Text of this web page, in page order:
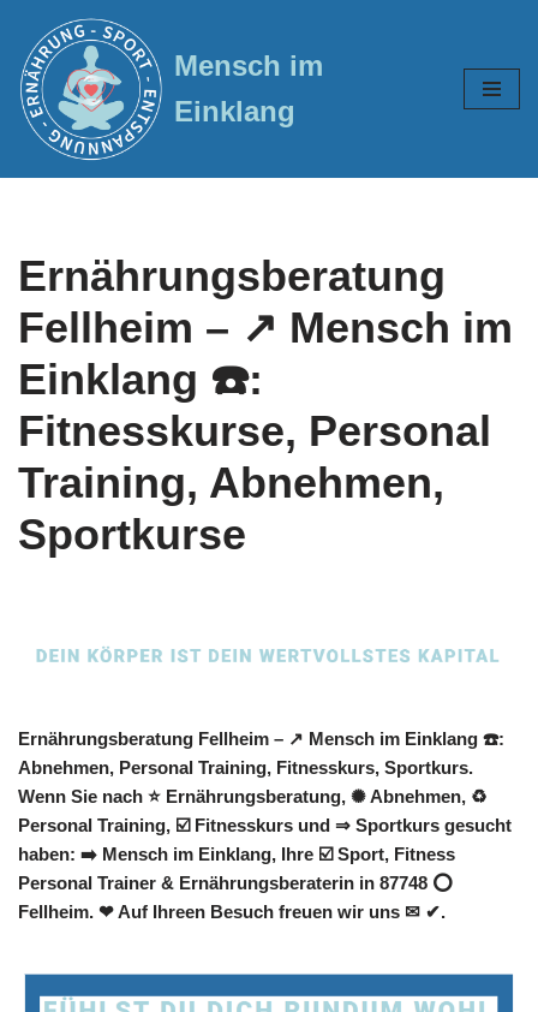
Zum
Inhalt
springen
Mensch im
Einklang
Ernährungsberatung
Fellheim – ↗️ Mensch im
Einklang ☎️:
Fitnesskurse, Personal
Training, Abnehmen,
Sportkurse
Ernährungsberatung Fellheim – ↗️ Mensch im Einklang ☎️:
Abnehmen, Personal Training, Fitnesskurs, Sportkurs.
Wenn Sie nach ⭐ Ernährungsberatung, ✺ Abnehmen, ♻
Personal Training, ☑️ Fitnesskurs und ⇒ Sportkurs gesucht
haben: ➡️ Mensch im Einklang, Ihre ☑️ Sport, Fitness
Personal Trainer & Ernährungsberaterin in 87748 ⭕
Fellheim. ❤ Auf Ihreen Besuch freuen wir uns ✉ ✔.